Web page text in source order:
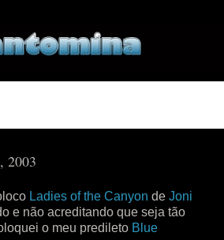
2003
Ladies of the Canyon de Joni
e não acreditando que seja tão
o meu predileto Blue